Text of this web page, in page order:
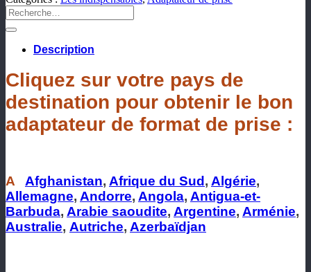
Recherche
pour :
Description
Cliquez sur votre pays de
destination pour obtenir le bon
adaptateur de format de prise :
A Afghanistan, Afrique du Sud , Algérie,
Allemagne, Andorre, Angola, Antigua-et-
Barbuda, Arabie saoudite, Argentine, Arménie,
Australie, Autriche, Azerbaïdjan